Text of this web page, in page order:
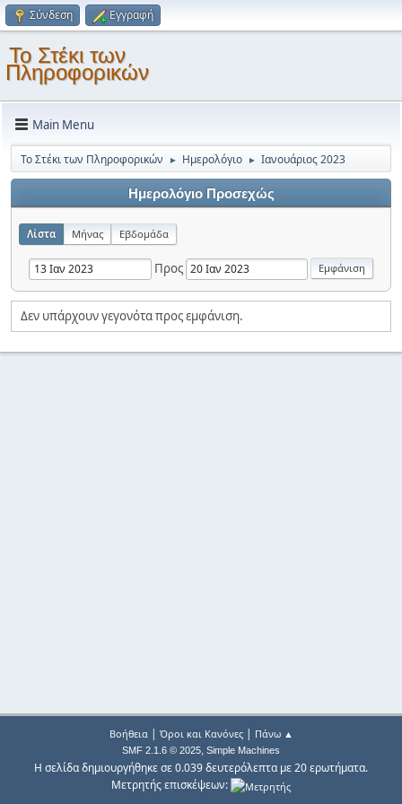
Σύνδεση Εγγραφή
Το Στέκι των
Πληροφορικών
Main Menu
Το Στέκι των Πληροφορικών ► Ημερολόγιο ► Ιανουάριος 2023
Ημερολόγιο Προσεχώς
Λίστα Μήνας Εβδομάδα
Προς
Δεν υπάρχουν γεγονότα προς εμφάνιση.
Βοήθεια| Όροι και Κανόνες| Πάνω ▲
SMF 2.1.6 © 2025, Simple Machines
Η σελίδα δημιουργήθηκε σε 0.039 δευτερόλεπτα με 20 ερωτήματα.
Μετρητής επισκέψεων: